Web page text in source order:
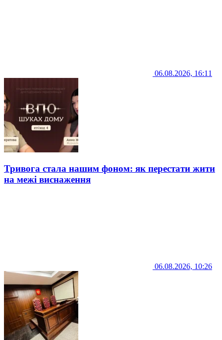
06.08.2026, 16:11
Тривога стала нашим фоном: як перестати жити
на межі виснаження
06.08.2026, 10:26